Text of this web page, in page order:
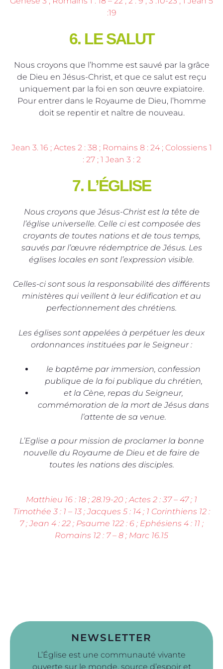
:19
6. LE SALUT
Nous croyons que l’homme est sauvé par la grâce
de Dieu en Jésus-Christ, et que ce salut est reçu
uniquement par la foi en son œuvre expiatoire.
Pour entrer dans le Royaume de Dieu, l’homme
doit se repentir et naître de nouveau.
Jean 3. 16 ; Actes 2 : 38 ; Romains 8 : 24 ; Colossiens 1
: 27 ; 1 Jean 3 : 2
7. L’ÉGLISE
Nous croyons que Jésus-Christ est la tête de
l’église universelle. Celle ci est composée des
croyants de toutes nations et de tous temps,
sauvés par l’œuvre rédemptrice de Jésus. Les
églises locales en sont l’expression visible.
Celles-ci sont sous la responsabilité des différents
ministères qui veillent à leur édification et au
perfectionnement des chrétiens.
Les églises sont appelées à perpétuer les deux
ordonnances instituées par le Seigneur :
le baptême par immersion, confession
publique de la foi publique du chrétien,
et la Cène, repas du Seigneur,
commémoration de la mort de Jésus dans
l’attente de sa venue.
L’Eglise a pour mission de proclamer la bonne
nouvelle du Royaume de Dieu et de faire de
toutes les nations des disciples.
Matthieu 16 : 18 ; 28.19-20 ; Actes 2 : 37 – 47 ; 1
Timothée 3 : 1 – 13 ; Jacques 5 : 14 ; 1 Corinthiens 12 :
7 ; Jean 4 : 22 ; Psaume 122 : 6 ; Ephésiens 4 : 11 ;
Romains 12 : 7 – 8 ; Marc 16.15
NEWSLETTER
L’Église est une communauté vivante
ouverte sur le monde, source d’espoir et